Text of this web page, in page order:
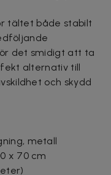
tältet både stabilt
det smidigt att ta
alternativ till
och skydd
metall
x 70 cm